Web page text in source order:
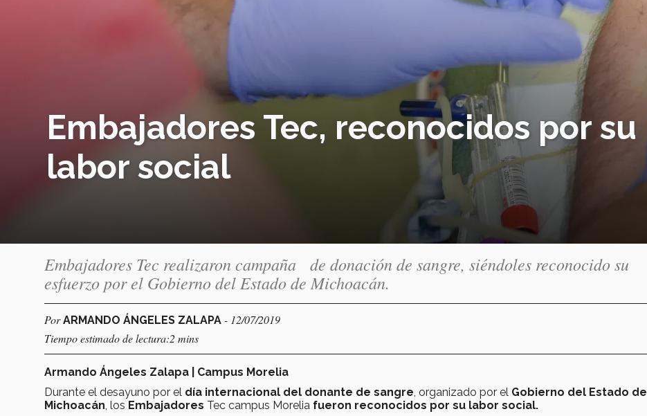
Embajadores Tec, reconocidos por su
labor social
Embajadores Tec realizaron campaña de donación de sangre, siéndoles reconocido su
esfuerzo por el Gobierno del Estado de Michoacán.
PorARMANDO ÁNGELES ZALAPA - 12/07/2019
Tiempo estimado de lectura:2 mins
Armando Ángeles Zalapa | Campus Morelia
Durante el desayuno por el día internacional del donante de sangre , organizado por el Gobierno del Estado de
Michoacán , los Embajadores Tec campus Morelia fueron reconocidos por su labor social.